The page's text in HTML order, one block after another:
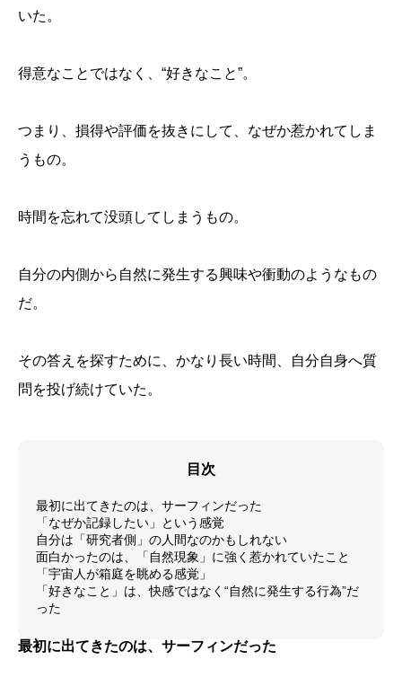
いた。
得意なことではなく、“好きなこと”。
つまり、損得や評価を抜きにして、なぜか惹かれてしま
うもの。
時間を忘れて没頭してしまうもの。
自分の内側から自然に発生する興味や衝動のようなもの
だ。
その答えを探すために、かなり長い時間、自分自身へ質
問を投げ続けていた。
目次
最初に出てきたのは、サーフィンだった
「なぜか記録したい」という感覚
自分は「研究者側」の人間なのかもしれない
面白かったのは、「自然現象」に強く惹かれていたこと
「宇宙人が箱庭を眺める感覚」
「好きなこと」は、快感ではなく“自然に発生する行為”だ
った
最初に出てきたのは、サーフィンだった